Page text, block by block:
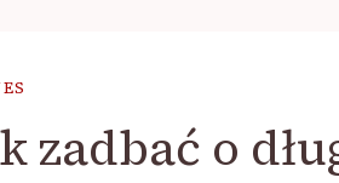
zadbać o